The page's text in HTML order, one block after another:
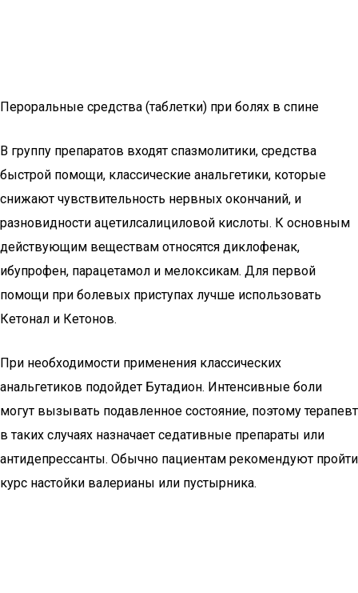
Пероральные средства (таблетки) при болях в спине
В группу препаратов входят спазмолитики, средства
быстрой помощи, классические анальгетики, которые
снижают чувствительность нервных окончаний, и
разновидности ацетилсалициловой кислоты. К основным
действующим веществам относятся диклофенак,
ибупрофен, парацетамол и мелоксикам. Для первой
помощи при болевых приступах лучше использовать
Кетонал и Кетонов.
При необходимости применения классических
анальгетиков подойдет Бутадион. Интенсивные боли
могут вызывать подавленное состояние, поэтому терапевт
в таких случаях назначает седативные препараты или
антидепрессанты. Обычно пациентам рекомендуют пройти
курс настойки валерианы или пустырника.